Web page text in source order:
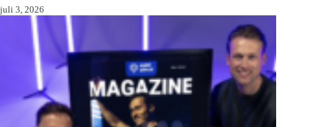
juli 3, 2026